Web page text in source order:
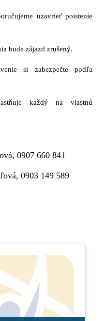
uzavrieť poistenie
bude zájazd zrušený.
si zabezpečte podľa
každý na vlastnú
0907 660 841
0903 149 589